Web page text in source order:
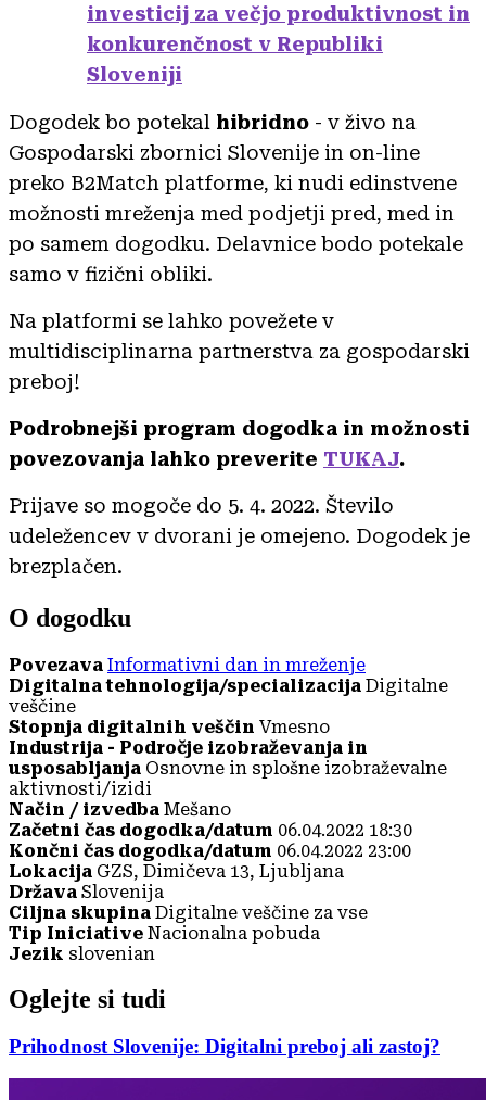
investicij za večjo produktivnost in
konkurenčnost v Republiki
Sloveniji
Dogodek bo potekal hibridno - v živo na
Gospodarski zbornici Slovenije in on-line
preko B2Match platforme, ki nudi edinstvene
možnosti mreženja med podjetji pred, med in
po samem dogodku. Delavnice bodo potekale
samo v fizični obliki.
Na platformi se lahko povežete v
multidisciplinarna partnerstva za gospodarski
preboj!
Podrobnejši program dogodka in možnosti
povezovanja lahko preverite TUKAJ.
Prijave so mogoče do 5. 4. 2022. Število
udeležencev v dvorani je omejeno. Dogodek je
brezplačen.
O dogodku
Povezava Informativni dan in mreženje
Digitalna tehnologija/specializacija Digitalne
veščine
Stopnja digitalnih veščin Vmesno
Industrija - Področje izobraževanja in
usposabljanja Osnovne in splošne izobraževalne
aktivnosti/izidi
Način / izvedba Mešano
Začetni čas dogodka/datum 06.04.2022 18:30
Končni čas dogodka/datum 06.04.2022 23:00
Lokacija GZS, Dimičeva 13, Ljubljana
Država Slovenija
Ciljna skupina Digitalne veščine za vse
Tip Iniciative Nacionalna pobuda
Jezik slovenian
Oglejte si tudi
Prihodnost Slovenije: Digitalni preboj ali zastoj?